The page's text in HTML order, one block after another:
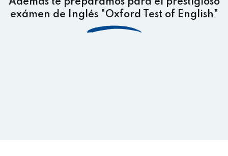
Además te preparamos para el prestigioso
exámen de Inglés "Oxford Test of English"